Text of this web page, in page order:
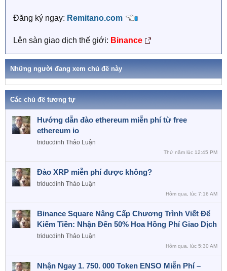
Đăng ký ngay: Remitano.com
Lên sàn giao dịch thế giới: Binance
Những người đang xem chủ đề này
Các chủ đề tương tự
Hướng dẫn đào ethereum miễn phí từ free
ethereum io
triducdinh Thảo Luận
Thứ năm lúc 12:45 PM
Đào XRP miễn phí được không?
triducdinh Thảo Luận
Hôm qua, lúc 7:16 AM
Binance Square Nâng Cấp Chương Trình Viết Để
Kiếm Tiền: Nhận Đến 50% Hoa Hồng Phí Giao Dịch
triducdinh Thảo Luận
Hôm qua, lúc 5:30 AM
Nhận Ngay 1. 750. 000 Token ENSO Miễn Phí –